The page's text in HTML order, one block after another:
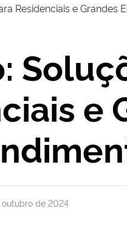
Residenciais e Grandes
e
outubro de 2024